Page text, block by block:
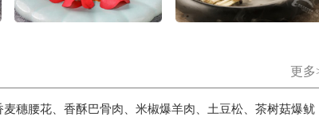
更多
穗腰花、香酥巴骨肉、米椒爆羊肉、土豆松、茶树菇爆鱿